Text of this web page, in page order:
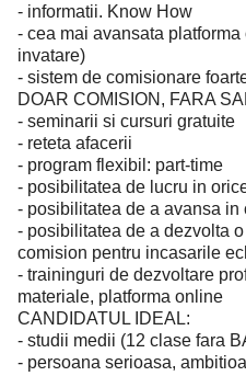
- informatii. Know How
- cea mai avansata
invatare)
- sistem de comisionare
DOAR COMISION, FARA
- seminarii si cursuri gratuite
- reteta afacerii
- program flexibil: part-time
- posibilitatea de lucru in
- posibilitatea de a avansa in
- posibilitatea de a dezvolta
comision pentru incasarile
- traininguri de dezvoltare
materiale, platforma online
CANDIDATUL IDEAL:
- studii medii (12 clase fara
- persoana serioasa,